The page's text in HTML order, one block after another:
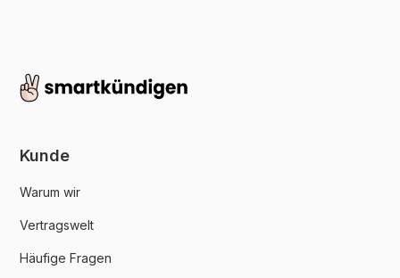
Kunde
Warum wir
Vertragswelt
Häufige Fragen